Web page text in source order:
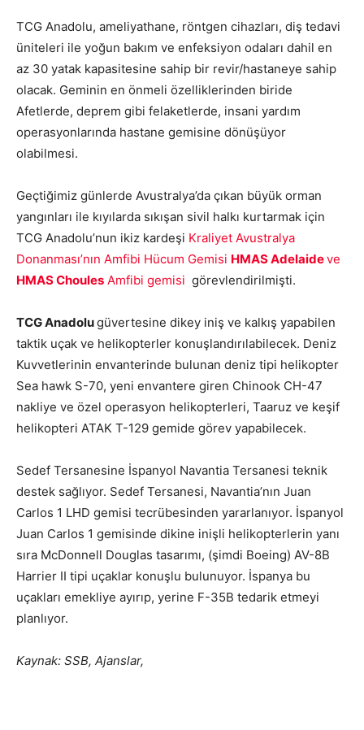
TCG Anadolu, ameliyathane, röntgen cihazları, diş tedavi
üniteleri ile yoğun bakım ve enfeksiyon odaları dahil en
az 30 yatak kapasitesine sahip bir revir/hastaneye sahip
olacak. Geminin en önmeli özelliklerinden biride
Afetlerde, deprem gibi felaketlerde, insani yardım
operasyonlarında hastane gemisine dönüşüyor
olabilmesi.
Geçtiğimiz günlerde Avustralya’da çıkan büyük orman
yangınları ile kıyılarda sıkışan sivil halkı kurtarmak için
TCG Anadolu’nun ikiz kardeşi Kraliyet Avustralya
Donanması’nın Amfibi Hücum Gemisi HMAS Adelaideve
HMAS Choules Amfibi gemisi görevlendirilmişti.
TCG Anadolugüvertesine dikey iniş ve kalkış yapabilen
taktik uçak ve helikopterler konuşlandırılabilecek. Deniz
Kuvvetlerinin envanterinde bulunan deniz tipi helikopter
Sea hawk S-70, yeni envantere giren Chinook CH-47
nakliye ve özel operasyon helikopterleri, Taaruz ve keşif
helikopteri ATAK T-129 gemide görev yapabilecek.
Sedef Tersanesine İspanyol Navantia Tersanesi teknik
destek sağlıyor. Sedef Tersanesi, Navantia’nın Juan
Carlos 1 LHD gemisi tecrübesinden yararlanıyor. İspanyol
Juan Carlos 1 gemisinde dikine inişli helikopterlerin yanı
sıra McDonnell Douglas tasarımı, (şimdi Boeing) AV-8B
Harrier II tipi uçaklar konuşlu bulunuyor. İspanya bu
uçakları emekliye ayırıp, yerine F-35B tedarik etmeyi
planlıyor.
Kaynak: SSB, Ajanslar,